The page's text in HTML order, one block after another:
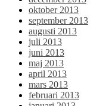
oktober 2013
september 2013
augusti 2013
juli 2013
juni 2013
maj 2013
april 2013
mars 2013
februari 2013